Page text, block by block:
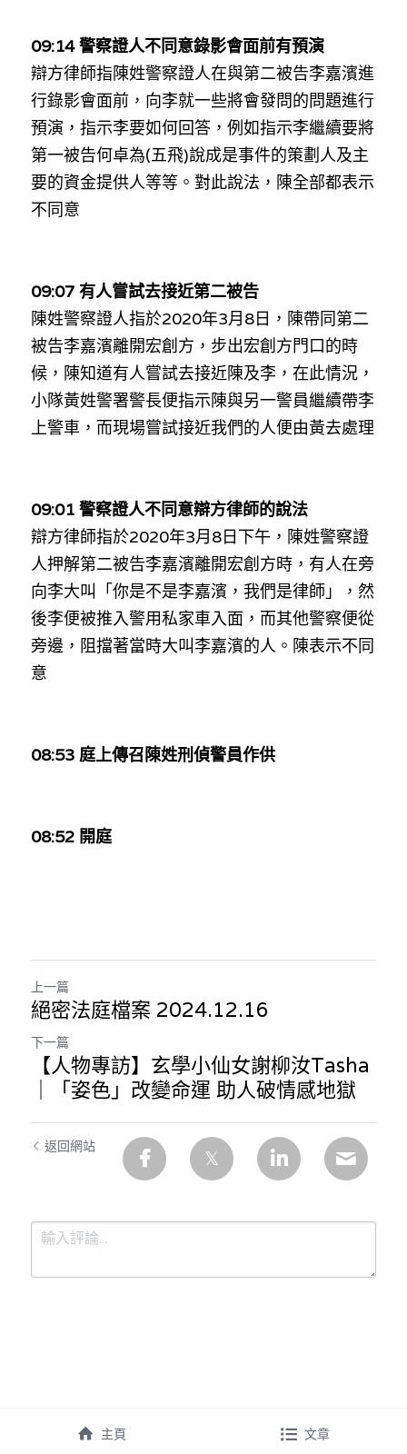
09:14 警察證人不同意錄影會面前有預演
辯方律師指陳姓警察證人在與第二被告李嘉濱進
行錄影會面前，向李就一些將會發問的問題進行
預演，指示李要如何回答，例如指示李繼續要將
第一被告何卓為(五飛)說成是事件的策劃人及主
要的資金提供人等等。對此說法，陳全部都表示
不同意
09:07 有人嘗試去接近第二被告
陳姓警察證人指於2020年3月8日，陳帶同第二
被告李嘉濱離開宏創方，步出宏創方門口的時
候，陳知道有人嘗試去接近陳及李，在此情況，
小隊黃姓警署警長便指示陳與另一警員繼續帶李
上警車，而現場嘗試接近我們的人便由黃去處理
09:01 警察證人不同意辯方律師的說法
辯方律師指於2020年3月8日下午 ，陳姓警察證
人押解第二被告李嘉濱離開宏創方時，有人在旁
向李大叫「你是不是李嘉濱，我們是律師」，然
後李便被推入警用私家車入面，而其他警察便從
旁邊，阻擋著當時大叫李嘉濱的人。陳表示不同
意
08:53 庭上傳召陳姓刑偵警員作供
08:52 開庭
上一篇
絕密法庭檔案 2024.12.16
下一篇
【人物專訪】玄學小仙女謝柳汝Tasha
｜「姿色」改變命運 助人破情感地獄
返回網站
主頁 文章